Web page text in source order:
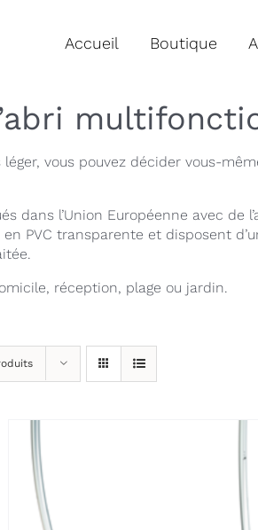
Accueil Boutique
vous pouvez décider vous-
dans l’Union Européenne avec de
PVC transparente et disposent
réception, plage ou jardin.